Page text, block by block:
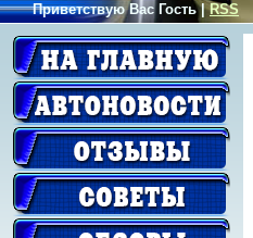
Приветствую Вас Гость|RSS